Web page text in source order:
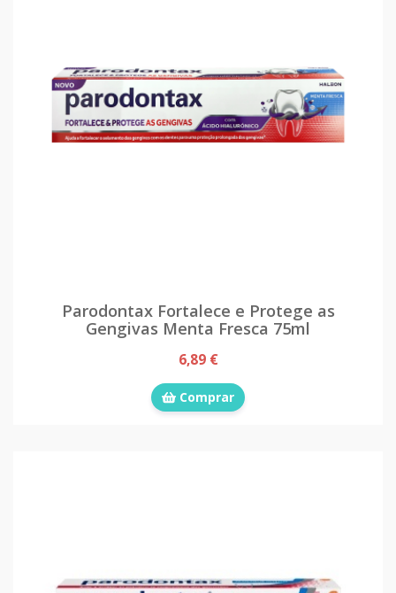
Parodontax Fortalece e Protege as
Gengivas Menta Fresca 75ml
6,89 €
Comprar